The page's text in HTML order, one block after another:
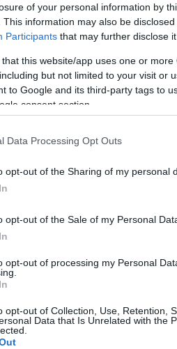
of your personal information by
This information may also be
Participants that may further disclose
that this website/app uses one or
but not limited to your visit or
to Google and its third-party tags to
consent section.
Data Processing Opt Outs
opt-out of the Sharing of my personal
opt-out of the Sale of my Personal
opt-out of processing my Personal
opt-out of Collection, Use, Retention,
Data that Is Unrelated with the